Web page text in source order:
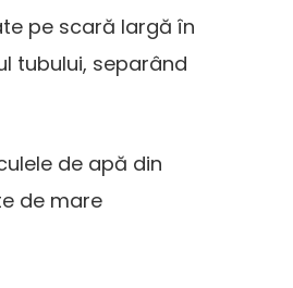
pe scară largă în
tubului, separând
de apă din
de mare